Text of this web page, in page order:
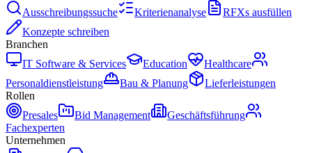
Ausschreibungssuche
Kriterienanalyse
RFXs ausfüllen
Konzepte schreiben
Branchen
IT Software & Services
Education
Healthcare
Personaldienstleistung
Bau & Planung
Lieferleistungen
Rollen
Presales
Bid Management
Geschäftsführung
Fachexperten
Unternehmen